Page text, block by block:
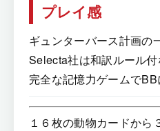
プレイ感
ギュンターバース計画の
Selecta社は和訳ルール付
完全な記憶力ゲームでBB
１６枚の動物カードから